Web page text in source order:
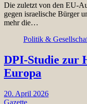
Die zuletzt von den EU-
gegen israelische Bürger
mehr die…
Politik &
DPI-Studie zur
Europa
20. April 2026
Gazette